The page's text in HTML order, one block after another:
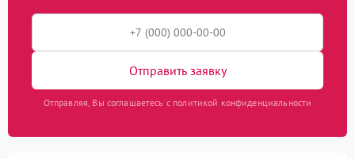
Отправить заявку
Отправляя, Вы соглашаетесь с политикой конфиденциальности